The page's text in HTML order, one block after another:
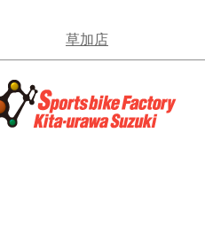
草加店